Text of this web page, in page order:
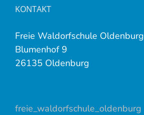
KONTAKT
Freie Waldorfschule Oldenburg
Blumenhof 9
26135 Oldenburg
freie_waldorfschule_oldenburg